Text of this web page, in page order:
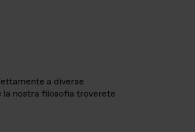
a diverse
la nostra filosofia troverete